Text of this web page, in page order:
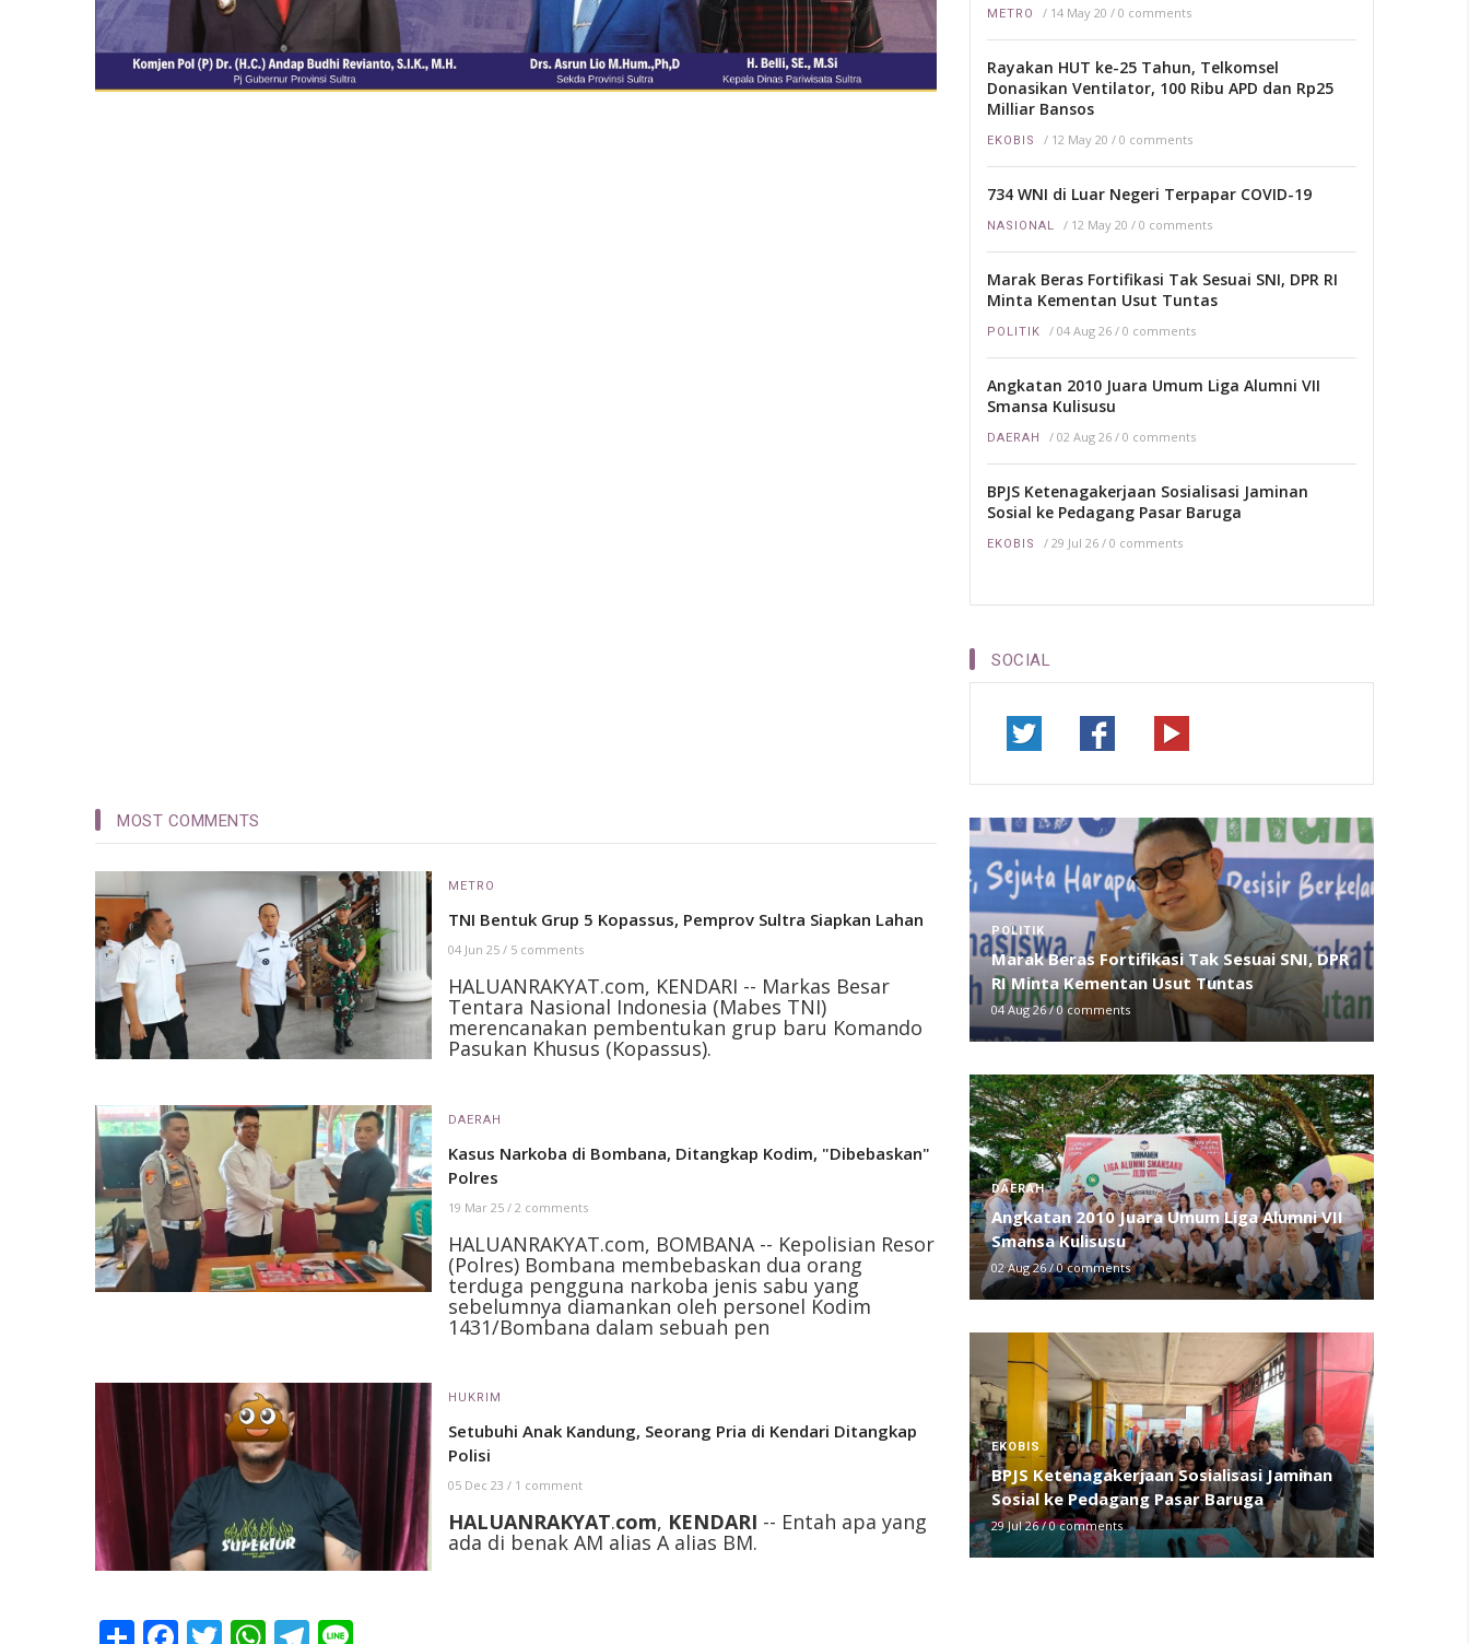
MOST COMMENTS
METRO
TNI Bentuk Grup 5 Kopassus, Pemprov Sultra Siapkan Lahan
04 Jun 25 / 5 comments
HALUANRAKYAT.com, KENDARI -- Markas Besar
Tentara Nasional Indonesia (Mabes TNI)
merencanakan pembentukan grup baru Komando
Pasukan Khusus (Kopassus).
DAERAH
Kasus Narkoba di Bombana, Ditangkap Kodim, "Dibebaskan"
Polres
19 Mar 25 / 2 comments
HALUANRAKYAT.com, BOMBANA -- Kepolisian Resor
(Polres) Bombana membebaskan dua orang
terduga pengguna narkoba jenis sabu yang
sebelumnya diamankan oleh personel Kodim
1431/Bombana dalam sebuah pen
HUKRIM
Setubuhi Anak Kandung, Seorang Pria di Kendari Ditangkap
Polisi
05 Dec 23 / 1 comment
HALUANRAKYAT.com, KENDARI -- Entah apa yang
ada di benak AM alias A alias BM.
ShareFacebook
Twitter
WhatsApp
Telegram
METRO / 14 May 20 / 0 comments
Rayakan HUT ke-25 Tahun, Telkomsel
Donasikan Ventilator, 100 Ribu APD dan Rp25
Milliar Bansos
EKOBIS / 12 May 20 / 0 comments
734 WNI di Luar Negeri Terpapar COVID-19
NASIONAL / 12 May 20 / 0 comments
Marak Beras Fortifikasi Tak Sesuai SNI, DPR RI
Minta Kementan Usut Tuntas
POLITIK / 04 Aug 26 / 0 comments
Angkatan 2010 Juara Umum Liga Alumni VII
Smansa Kulisusu
DAERAH / 02 Aug 26 / 0 comments
BPJS Ketenagakerjaan Sosialisasi Jaminan
Sosial ke Pedagang Pasar Baruga
EKOBIS / 29 Jul 26 / 0 comments
SOCIAL
POLITIK
Marak Beras Fortifikasi Tak Sesuai SNI, DPR
RI Minta Kementan Usut Tuntas
04 Aug 26/0 comments
DAERAH
Angkatan 2010 Juara Umum Liga Alumni VII
Smansa Kulisusu
02 Aug 26 /0 comments
EKOBIS
BPJS Ketenagakerjaan Sosialisasi Jaminan
Sosial ke Pedagang Pasar Baruga
29 Jul 26/0 comments